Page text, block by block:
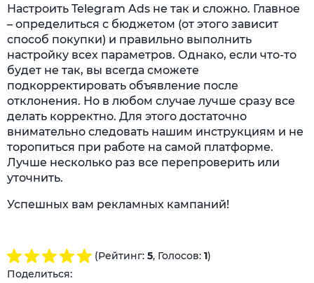
Настроить Telegram Ads не так и сложно. Главное
– определиться с бюджетом (от этого зависит
способ покупки) и правильно выполнить
настройку всех параметров. Однако, если что-то
будет не так, вы всегда сможете
подкорректировать объявление после
отклонения. Но в любом случае лучше сразу все
делать корректно. Для этого достаточно
внимательно следовать нашим инструкциям и не
торопиться при работе на самой платформе.
Лучше несколько раз все перепроверить или
уточнить.
Успешных вам рекламных кампаний!
(Рейтинг: 5, Голосов: 1)
Поделиться: